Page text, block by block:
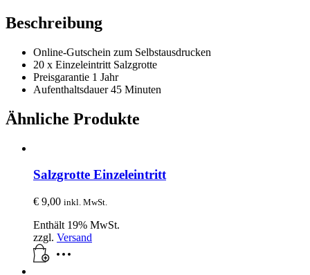
Beschreibung
Online-Gutschein zum Selbstausdrucken
20 x Einzeleintritt Salzgrotte
Preisgarantie 1 Jahr
Aufenthaltsdauer 45 Minuten
Ähnliche Produkte
Salzgrotte Einzeleintritt
€ 9,00 inkl. MwSt.
Enthält 19% MwSt.
zzgl. Versand